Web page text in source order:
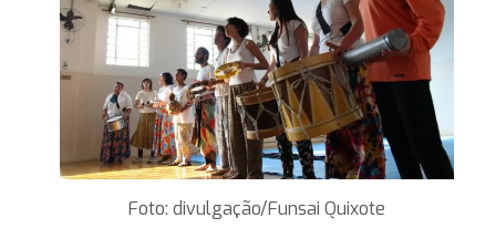
Foto: divulgação/Funsai Quixote